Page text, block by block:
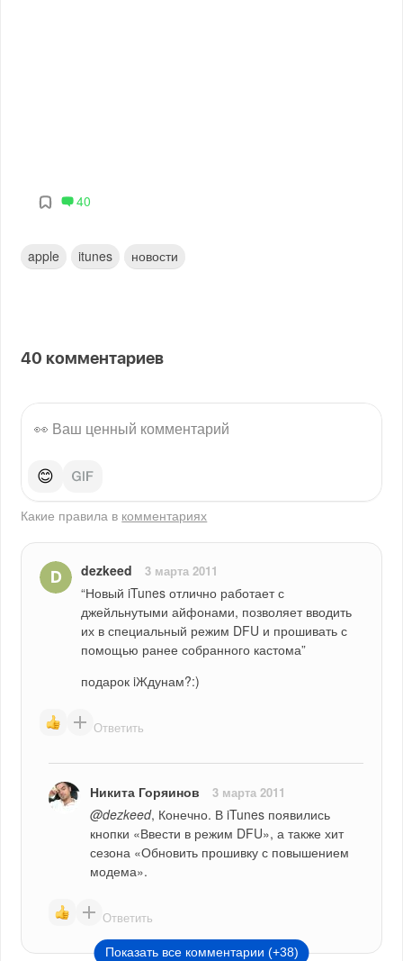
40
apple itunes новости
40 комментариев
😊
Какие правила в комментариях
dezkeed 3 марта 2011
“Новый iTunes отлично работает с
джейльнутыми айфонами, позволяет вводить
их в специальный режим DFU и прошивать с
помощью ранее собранного кастома”
подарок iЖдунам?:)
Ответить
Никита Горяинов 3 марта 2011
@dezkeed, Конечно. В iTunes появились
кнопки «Ввести в режим DFU», а также хит
сезона «Обновить прошивку с повышением
модема».
Ответить
Показать все комментарии (+38)